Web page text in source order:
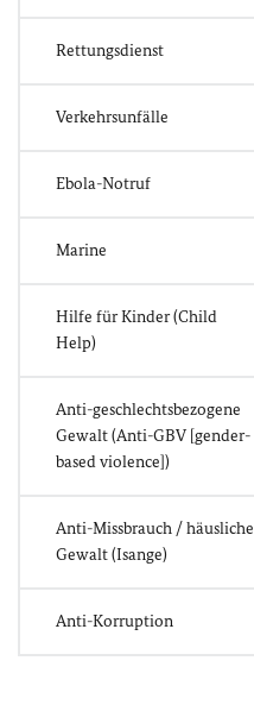
Rettungsdienst
Verkehrsunfälle
Ebola-Notruf
Marine
Hilfe für Kinder (Child
Help)
Anti-geschlechtsbezogene
Gewalt (Anti-GBV [gender-
based violence])
Anti-Missbrauch / häusliche
Gewalt (Isange)
Anti-Korruption